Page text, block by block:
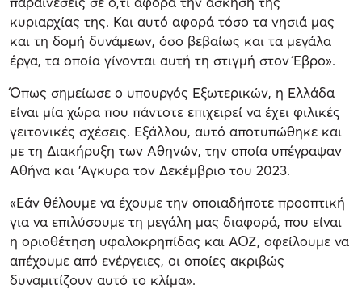
κυριαρχίας της. Και αυτό αφορά τόσο τα νησιά μας
και τη δομή δυνάμεων, όσο βεβαίως και τα μεγάλα
έργα, τα οποία γίνονται αυτή τη στιγμή στον Έβρο».
Όπως σημείωσε ο υπουργός Εξωτερικών, η Ελλάδα
είναι μία χώρα που πάντοτε επιχειρεί να έχει φιλικές
γειτονικές σχέσεις. Εξάλλου, αυτό αποτυπώθηκε και
με τη Διακήρυξη των Αθηνών, την οποία υπέγραψαν
Αθήνα και 'Αγκυρα τον Δεκέμβριο του 2023.
«Εάν θέλουμε να έχουμε την οποιαδήποτε προοπτική
για να επιλύσουμε τη μεγάλη μας διαφορά, που είναι
η οριοθέτηση υφαλοκρηπίδας και ΑΟΖ, οφείλουμε να
απέχουμε από ενέργειες, οι οποίες ακριβώς
δυναμιτίζουν αυτό το κλίμα».